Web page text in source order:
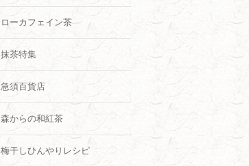
ローカフェイン茶
抹茶特集
急須百貨店
森からの和紅茶
梅干しひんやりレシピ